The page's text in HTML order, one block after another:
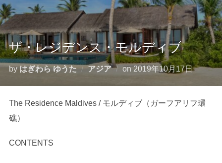
ッ
プ
ザ・レジデンス・モルディブ
byはぎわら ゆうた アジア on 投
2019年10月17日
The Residence Maldives / モルディブ（ガーフアリフ環
礁）
CONTENTS